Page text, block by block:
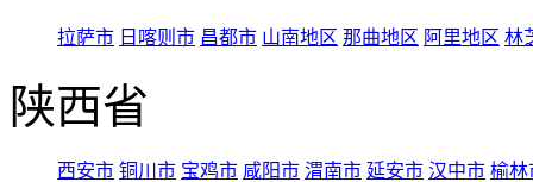
拉萨市 日喀则市 昌都市 山南地区 那曲地区 阿里地区 林
陕西省
西安市 铜川市 宝鸡市 咸阳市 渭南市 延安市 汉中市 榆林